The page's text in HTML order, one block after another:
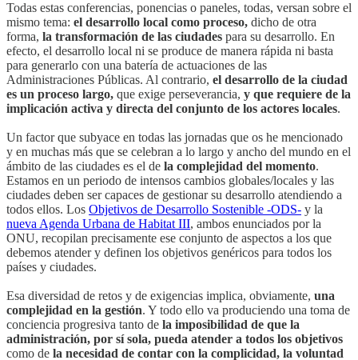
Todas estas conferencias, ponencias o paneles, todas, versan sobre el
mismo tema: el desarrollo local como proceso, dicho de otra
forma, la transformación de las ciudades para su desarrollo. En
efecto, el desarrollo local ni se produce de manera rápida ni basta
para generarlo con una batería de actuaciones de las
Administraciones Públicas. Al contrario, el desarrollo de la ciudad
es un proceso largo, que exige perseverancia, y que requiere de la
implicación activa y directa del conjunto de los actores locales.
Un factor que subyace en todas las jornadas que os he mencionado
y en muchas más que se celebran a lo largo y ancho del mundo en el
ámbito de las ciudades es el de la complejidad del momento.
Estamos en un periodo de intensos cambios globales/locales y las
ciudades deben ser capaces de gestionar su desarrollo atendiendo a
todos ellos. Los Objetivos de Desarrollo Sostenible -ODS- y la
nueva Agenda Urbana de Habitat III, ambos enunciados por la
ONU, recopilan precisamente ese conjunto de aspectos a los que
debemos atender y definen los objetivos genéricos para todos los
países y ciudades.
Esa diversidad de retos y de exigencias implica, obviamente, una
complejidad en la gestión. Y todo ello va produciendo una toma de
conciencia progresiva tanto de la imposibilidad de que la
administración, por sí sola, pueda atender a todos los objetivos
como de la necesidad de contar con la complicidad, la voluntad